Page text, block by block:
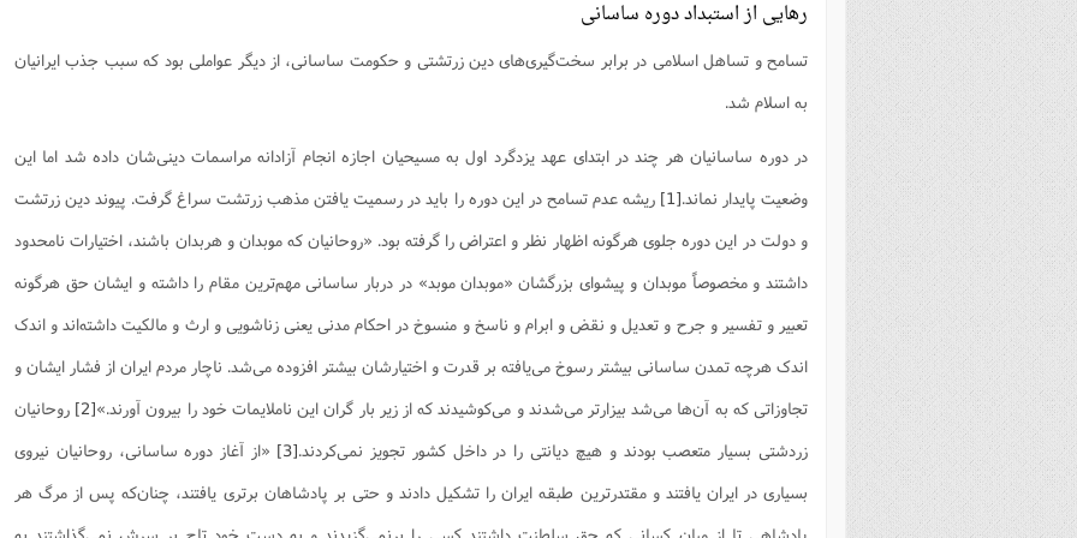
شماره دوم فصل نامه تربیت تبلیغی
شماره اول فصل نامه مطالعات معنوی
شماره هشتم و نهم فصل‌نامه مطالعات معنوی
شماره دهم فصل‌نامه مطالعات معنوی
علوم تربیتی
آئین دوست یابی
رهایی از استبداد دوره ساسانی
تسامح و تساهل اسلامی در برابر سخت‌گیری‌های دین زرتشتی و حکومت ساسانی، از دیگر عواملی بود که سبب جذب ایرانیان
به اسلام شد.
در دوره ساسانیان هر چند در ابتدای عهد یزدگرد اول به مسیحیان اجازه انجام آزادانه مراسمات دینی‌شان داده شد اما این
وضعیت پایدار نماند.[1]
ریشه عدم تسامح در این دوره را باید در رسمیت یافتن مذهب زرتشت سراغ گرفت. پیوند دین زرتشت
و دولت در این دوره جلوی هرگونه اظهار نظر و اعتراض را گرفته بود. «روحانیان که موبدان و هربدان باشند، اختیارات نامحدود
داشتند و مخصوصاً موبدان و پیشواى بزرگشان «موبدان موبد» در دربار ساسانى مهم‌ترین مقام را داشته و ایشان حق هرگونه
تعبیر و تفسیر و جرح و تعدیل و نقض و ابرام و ناسخ و منسوخ در احکام مدنى یعنى زناشویى و ارث و مالکیت داشته‌اند و اندک
اندک هرچه تمدن ساسانى بیشتر رسوخ مى‌یافته بر قدرت و اختیارشان بیشتر افزوده مى‌شد. ناچار مردم ایران از فشار ایشان و
تجاوزاتى که به آن‌ها مى‌شد بیزارتر مى‌شدند و مى‌کوشیدند که از زیر بار گران این ناملایمات خود را بیرون آورند.»[2]
روحانیان
زردشتى بسیار متعصب بودند و هیچ دیانتى را در داخل کشور تجویز نمى‌کردند.[3]
«از آغاز دوره ساسانی، روحانیان نیروى
بسیارى در ایران یافتند و مقتدرترین طبقه ایران را تشکیل دادند و حتى بر پادشاهان برترى یافتند، چنان‌که پس از مرگ هر